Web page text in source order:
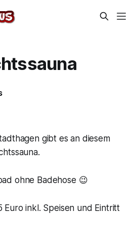
gibt es an diesem
ohne Badehose 😉
inkl. Speisen und Eintritt